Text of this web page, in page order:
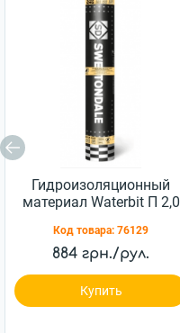
Гидроизоляционный
материал Waterbit П 2,0
Код товара: 76129
884 грн./рул.
Купить